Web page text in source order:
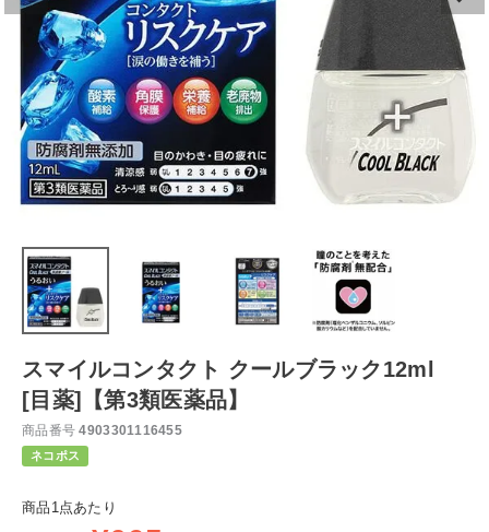
スマイルコンタクト クールブラック12ml
[目薬]【第3類医薬品】
商品番号 4903301116455
ネコポス
商品1点あたり